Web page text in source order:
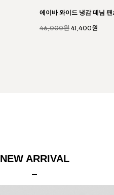
라엘 니트 원피스 세트997
51,000원45,900원
NEW ARRIVAL